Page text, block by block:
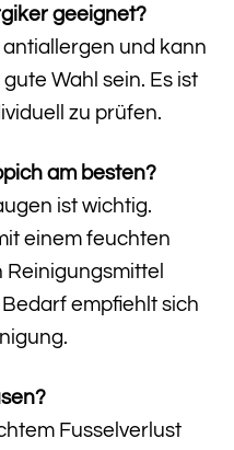
geeignet?
und kann
Wahl sein. Es ist
zu prüfen.
am besten?
ist wichtig.
einem feuchten
empfiehlt sich
Fusselverlust